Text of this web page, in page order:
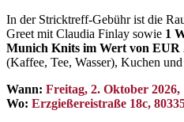
In der Stricktreff-Gebühr ist die
Greet mit Claudia Finlay sowie 1
Munich Knits im Wert von EUR
(Kaffee, Tee, Wasser), Kuchen
Wann: Freitag, 2. Oktober
Wo: Erzgießereistraße 18c,